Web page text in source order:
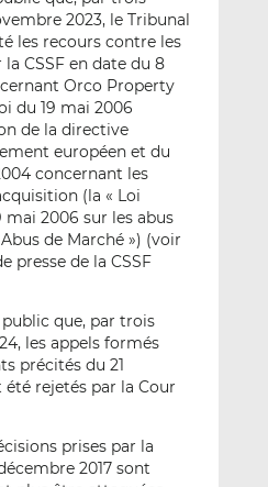
lk
e
d
I
n
e
b
o
o
k
2023, le Tribunal
les recours contre les
CSSF en date du 8
Orco Property
du 19 mai 2006
de la directive
européen et du
concernant les
(la « Loi
mai 2006 sur les abus
de Marché ») (voir
presse de la CSSF
que, par trois
les appels formés
précités du 21
rejetés par la Cour
prises par la
2017 sont